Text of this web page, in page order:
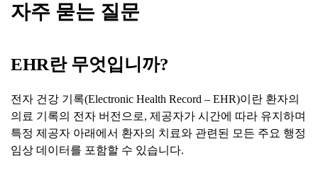
자주 묻는 질문
EHR란 무엇입니까?
전자 건강 기록(Electronic Health Record – EHR)이란 환자의
의료 기록의 전자 버전으로, 제공자가 시간에 따라 유지하며
특정 제공자 아래에서 환자의 치료와 관련된 모든 주요 행정
임상 데이터를 포함할 수 있습니다.